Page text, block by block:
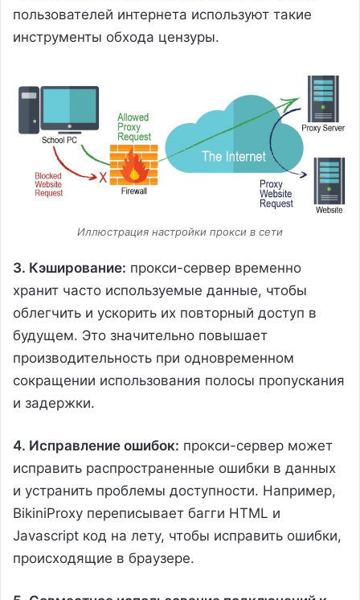
пользователей интернета используют такие
инструменты обхода цензуры.
Иллюстрация настройки прокси в сети
3. Кэширование: прокси-сервер временно
хранит часто используемые данные, чтобы
облегчить и ускорить их повторный доступ в
будущем. Это значительно повышает
производительность при одновременном
сокращении использования полосы пропускания
и задержки.
4. Исправление ошибок: прокси-сервер может
исправить распространенные ошибки в данных
и устранить проблемы доступности. Например,
BikiniProxy переписывает багги HTML и
Javascript код на лету, чтобы исправить ошибки,
происходящие в браузере.